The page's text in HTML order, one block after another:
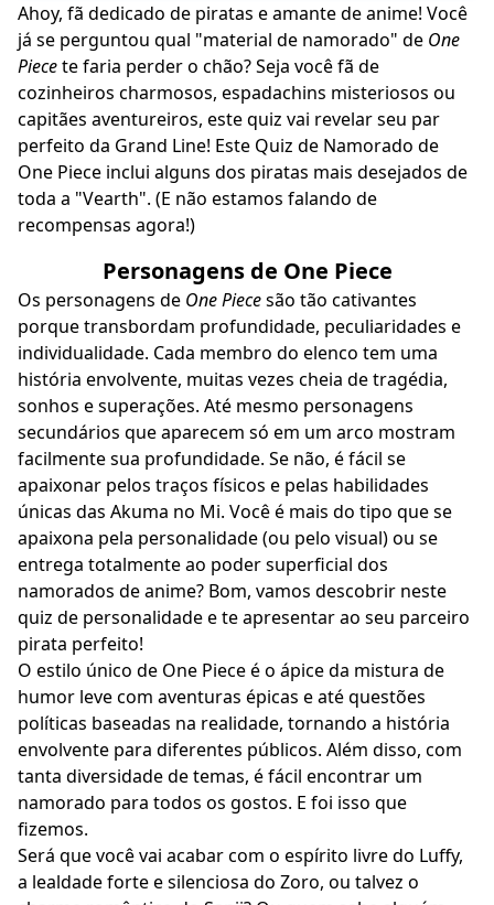
Ahoy, fã dedicado de piratas e amante de anime! Você
já se perguntou qual "material de namorado" de One
Piecete faria perder o chão? Seja você fã de
cozinheiros charmosos, espadachins misteriosos ou
capitães aventureiros, este quiz vai revelar seu par
perfeito da Grand Line! Este Quiz de Namorado de
One Piece inclui alguns dos piratas mais desejados de
toda a "Vearth". (E não estamos falando de
recompensas agora!)
Personagens de One Piece
Os personagens de One Piecesão tão cativantes
porque transbordam profundidade, peculiaridades e
individualidade. Cada membro do elenco tem uma
história envolvente, muitas vezes cheia de tragédia,
sonhos e superações. Até mesmo personagens
secundários que aparecem só em um arco mostram
facilmente sua profundidade. Se não, é fácil se
apaixonar pelos traços físicos e pelas habilidades
únicas das Akuma no Mi. Você é mais do tipo que se
apaixona pela personalidade (ou pelo visual) ou se
entrega totalmente ao poder superficial dos
namorados de anime? Bom, vamos descobrir neste
quiz de personalidade e te apresentar ao seu parceiro
pirata perfeito!
O estilo único de One Piece é o ápice da mistura de
humor leve com aventuras épicas e até questões
políticas baseadas na realidade, tornando a história
envolvente para diferentes públicos. Além disso, com
tanta diversidade de temas, é fácil encontrar um
namorado para todos os gostos. E foi isso que
fizemos.
Será que você vai acabar com o espírito livre do Luffy,
a lealdade forte e silenciosa do Zoro, ou talvez o